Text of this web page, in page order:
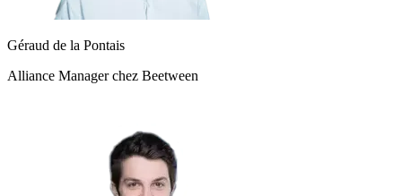
Géraud de la Pontais
Alliance Manager chez Beetween